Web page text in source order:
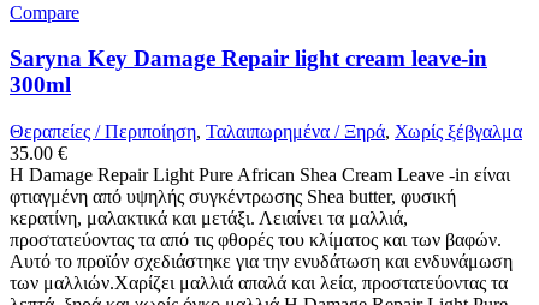
Compare
Saryna Key Damage Repair light cream leave-in
300ml
Θεραπείες / Περιποίηση, Ταλαιπωρημένα / Ξηρά, Χωρίς ξέβγαλμα
35.00 €
Η Damage Repair Light Pure African Shea Cream Leave -in είναι
φτιαγμένη από υψηλής συγκέντρωσης Shea butter, φυσική
κερατίνη, μαλακτικά και μετάξι. Λειαίνει τα μαλλιά,
προστατεύοντας τα από τις φθορές του κλίματος και των βαφών.
Αυτό το προϊόν σχεδιάστηκε για την ενυδάτωση και ενδυνάμωση
των μαλλιών.Χαρίζει μαλλιά απαλά και λεία, προστατεύοντας τα